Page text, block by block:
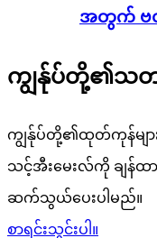
အတွက် ဗ
ကျွန်ုပ်တို့၏သတင်
ကျွန်ုပ်တို့၏ထုတ်ကုန်မျာ
သင့်အီးမေးလ်ကို ချန်ထ
ဆက်သွယ်ပေးပါမည်။
စာရင်းသွင်းပါ။